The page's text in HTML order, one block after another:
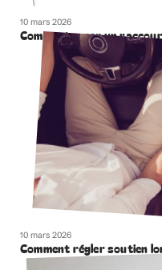
10 mars 2026
Comment creer un
10 mars 2026
Comment régler soutien